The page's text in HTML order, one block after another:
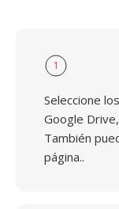
1
Seleccione
Google
También
página..